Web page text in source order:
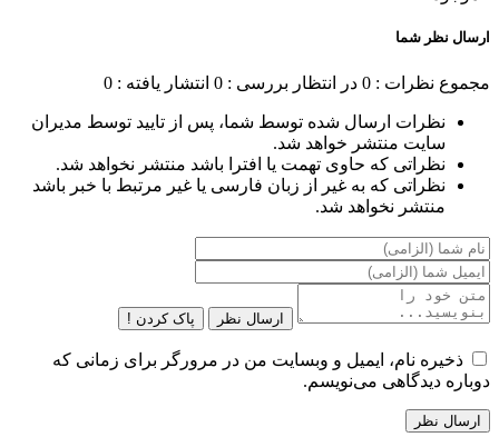
ارسال نظر شما
مجموع نظرات : 0 در انتظار بررسی : 0 انتشار یافته : 0
نظرات ارسال شده توسط شما، پس از تایید توسط مدیران
سایت منتشر خواهد شد.
نظراتی که حاوی تهمت یا افترا باشد منتشر نخواهد شد.
نظراتی که به غیر از زبان فارسی یا غیر مرتبط با خبر باشد
منتشر نخواهد شد.
ارسال نظر پاک کردن !
ذخیره نام، ایمیل و وبسایت من در مرورگر برای زمانی که
دوباره دیدگاهی می‌نویسم.